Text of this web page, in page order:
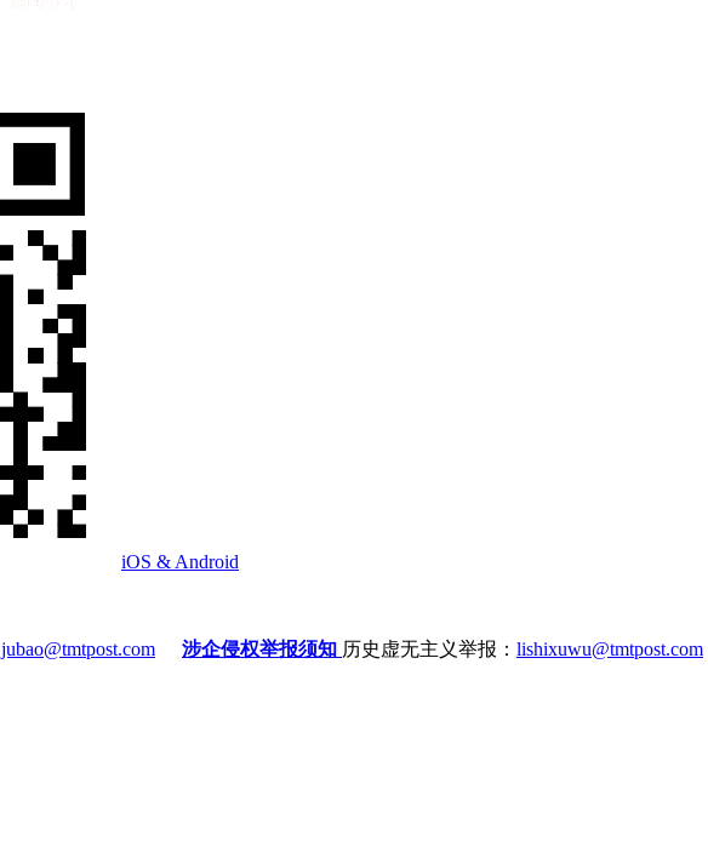
iOS & Android
jubao@tmtpost.com 涉企侵权举报须知 历史虚无主义举报： lishixuwu@tmtpost.com